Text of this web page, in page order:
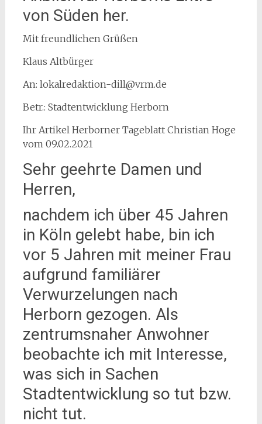
von Süden her.
Mit freundlichen Grüßen
Klaus Altbürger
An: lokalredaktion-dill@vrm.de
Betr.: Stadtentwicklung Herborn
Ihr Artikel Herborner Tageblatt Christian Hoge
vom 09.02.2021
Sehr geehrte Damen und
Herren,
nachdem ich über 45 Jahren
in Köln gelebt habe, bin ich
vor 5 Jahren mit meiner Frau
aufgrund familiärer
Verwurzelungen nach
Herborn gezogen. Als
zentrumsnaher Anwohner
beobachte ich mit Interesse,
was sich in Sachen
Stadtentwicklung so tut bzw.
nicht tut.